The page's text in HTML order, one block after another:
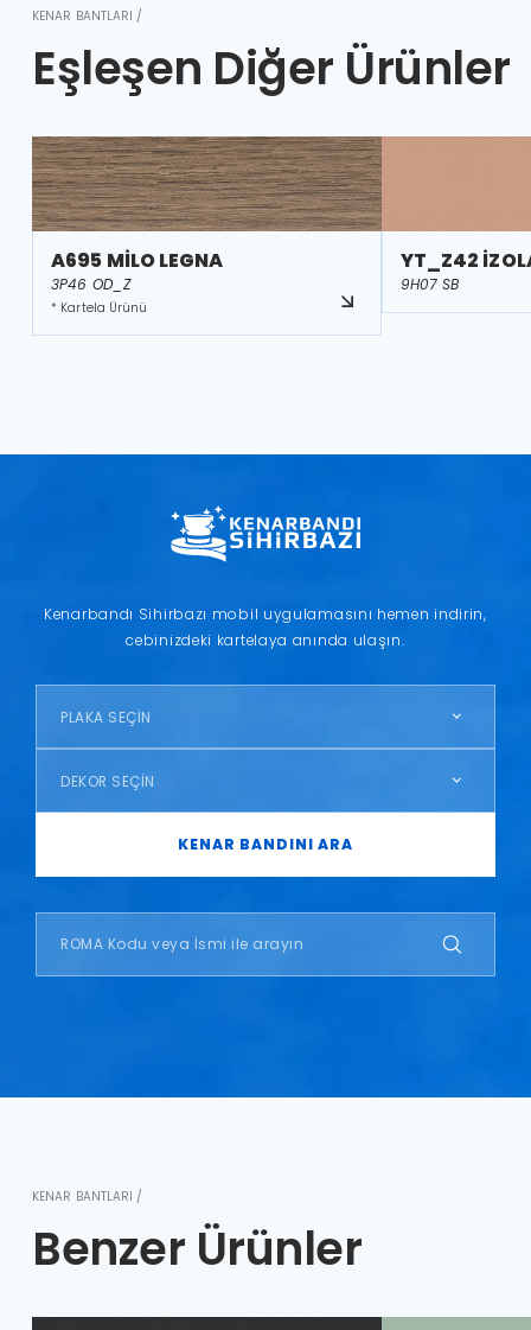
KENAR BANTLARI /
Eşleşen Diğer Ürünler
A695 MİLO LEGNA
3P46 OD_Z
* Kartela Ürünü
YT_Z42
9H07 SB
Kenarbandı Sihirbazı mobil uygulamasını hemen indirin,
cebinizdeki kartelaya anında ulaşın.
PLAKA SEÇİN
DEKOR SEÇİN
KENAR BANDINI ARA
KENAR BANTLARI /
Benzer Ürünler